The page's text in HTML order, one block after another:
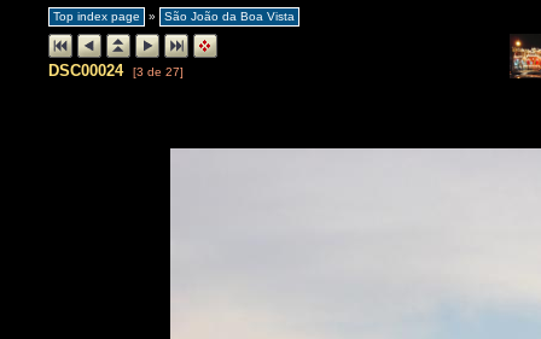
Top index page » São João da Boa Vista
DSC00024 [3 de 27]